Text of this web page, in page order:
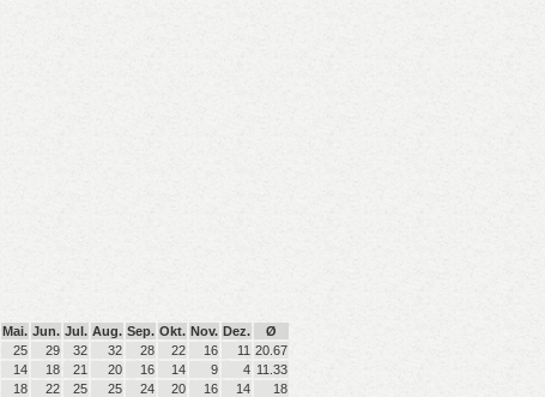
Mai. Jun. Jul. Aug. Sep. Okt. Nov. Dez.
Ø
25 29 32 32 28 22 16 11 20.67
14 18 21 20 16 14 9 4 11.33
18 22 25 25 24 20 16 14 18